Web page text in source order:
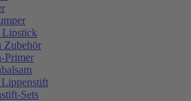
Zubehör
Primer
Sets